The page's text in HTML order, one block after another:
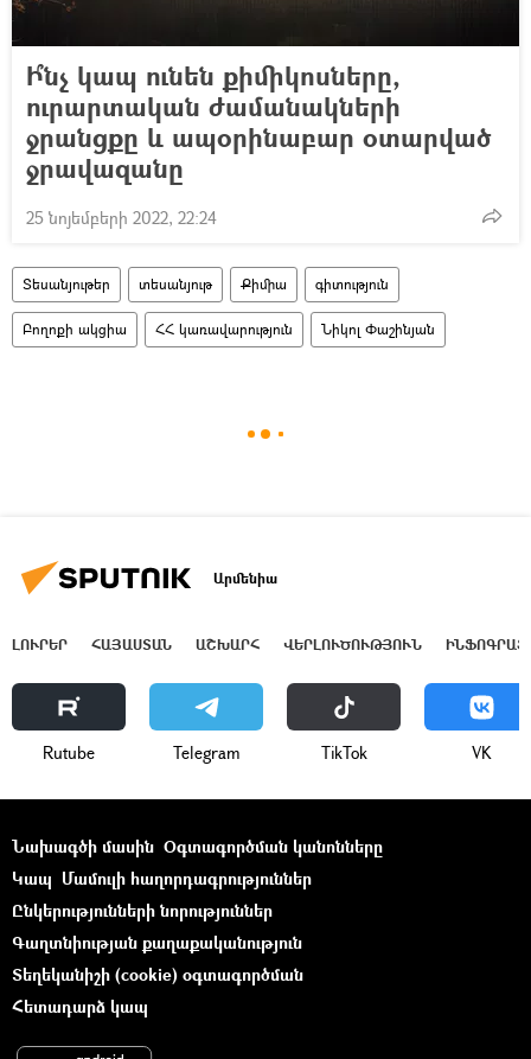
Ի՞նչ կապ ունեն քիմիկոսները,
ուրարտական ժամանակների
ջրանցքը և ապօրինաբար օտարված
ջրավազանը
25 նոյեմբերի 2022, 22:24
Տեսանյութեր տեսանյութ Քիմիա գիտություն
Բողոքի ակցիա ՀՀ կառավարություն Նիկոլ Փաշինյան
Արմենիա
ԼՈՒՐԵՐ ՀԱՅԱՍՏԱՆ ԱՇԽԱՐՀ ՎԵՐԼՈՒԾՈՒԹՅՈՒՆ
Rutube Telegram ТikТоk VK
Նախագծի մասին Օգտագործման կանոնները
Կապ Մամուլի հաղորդագրություններ
Ընկերությունների նորություններ
Գաղտնիության քաղաքականություն
Տեղեկանիշի (cookie) օգտագործման
Հետադարձ կապ